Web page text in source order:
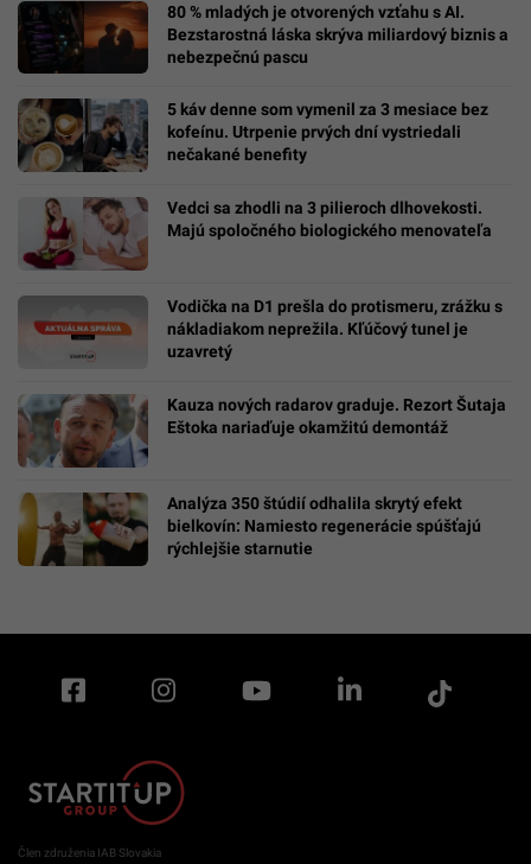
80 % mladých je otvorených vzťahu s AI.
Bezstarostná láska skrýva miliardový biznis a
nebezpečnú pascu
5 káv denne som vymenil za 3 mesiace bez
kofeínu. Utrpenie prvých dní vystriedali
nečakané benefity
Vedci sa zhodli na 3 pilieroch dlhovekosti.
Majú spoločného biologického menovateľa
Vodička na D1 prešla do protismeru, zrážku s
nákladiakom neprežila. Kľúčový tunel je
uzavretý
Kauza nových radarov graduje. Rezort Šutaja
Eštoka nariaďuje okamžitú demontáž
Analýza 350 štúdií odhalila skrytý efekt
bielkovín: Namiesto regenerácie spúšťajú
rýchlejšie starnutie
Člen združenia IAB Slovakia